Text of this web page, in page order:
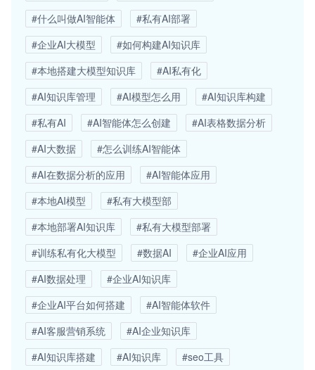
#什么叫做AI智能体
#私有AI部署
#企业AI大模型
#如何构建AI知识库
#本地搭建大模型知识库
#AI私有化
#AI知识库管理
#AI模型怎么用
#AI知识库构建
#私有AI
#AI智能体怎么创建
#AI表格数据分析
#AI大数据
#怎么训练AI智能体
#AI在数据分析的应用
#AI智能体应用
#本地AI模型
#私有大模型部
#本地部署AI知识库
#私有大模型部署
#训练私有化大模型
#数据AI
#企业AI应用
#AI数据处理
#企业AI知识库
#企业AI平台如何搭建
#AI智能体软件
#AI客服营销系统
#AI企业知识库
#AI知识库搭建
#AI知识库
#seo工具